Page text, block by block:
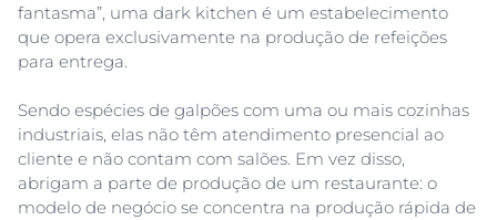
fantasma”, uma dark kitchen é um estabelecimento
que opera exclusivamente na produção de refeições
para entrega.
Sendo espécies de galpões com uma ou mais cozinhas
industriais, elas não têm atendimento presencial ao
cliente e não contam com salões. Em vez disso,
abrigam a parte de produção de um restaurante: o
modelo de negócio se concentra na produção rápida de